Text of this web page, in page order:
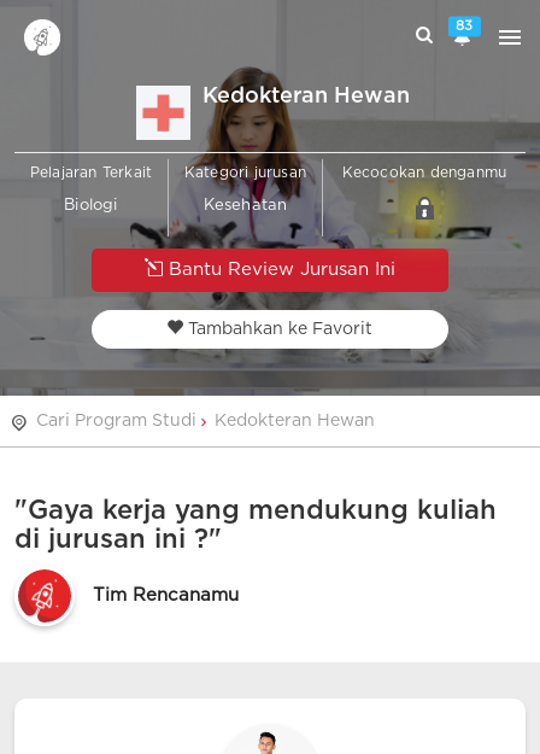
83
Kedokteran Hewan
Pelajaran Terkait
Biologi
Kategori jurusan
Kesehatan
Kecocokan denganmu
Bantu Review Jurusan Ini
Tambahkan ke Favorit
Cari Program Studi Kedokteran Hewan
"Gaya kerja yang mendukung kuliah
di jurusan ini ?"
Tim Rencanamu